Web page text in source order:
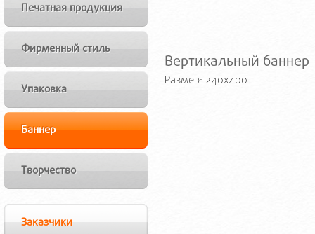
Печатная продукция
Фирменный стиль
Упаковка
Баннер
Творчество
Заказчики
Вертикальный баннер
Размер: 240x400